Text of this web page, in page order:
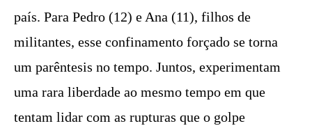
país. Para Pedro (12) e Ana (11), filhos de
militantes, esse confinamento forçado se torna
um parêntesis no tempo. Juntos, experimentam
uma rara liberdade ao mesmo tempo em que
tentam lidar com as rupturas que o golpe